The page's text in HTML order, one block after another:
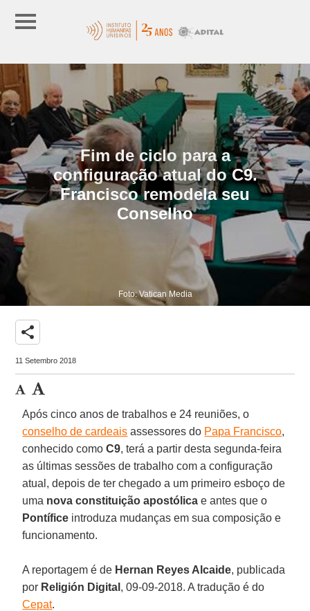
Fim de ciclo para a
configuração atual do C9.
Francisco remodela seu
Conselho
Foto: Vatican Media
share
11 Setembro 2018
Após cinco anos de trabalhos e 24 reuniões, o
conselho de cardeais assessores do Papa Francisco,
conhecido comoC9, terá a partir desta segunda-feira
as últimas sessões de trabalho com a configuração
atual, depois de ter chegado a um primeiro esboço de
uma nova constituição apostólica e antes que o
Pontífice introduza mudanças em sua composição e
funcionamento.
A reportagem é de Hernan Reyes Alcaide, publicada
por Religión Digital , 09-09-2018. A tradução é do
Cepat.